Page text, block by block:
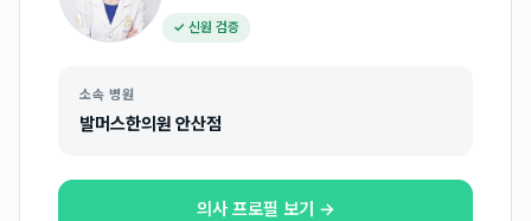
✓ 신원 검증
소속 병원
발머스한의원 안산점
의사 프로필 보기 →